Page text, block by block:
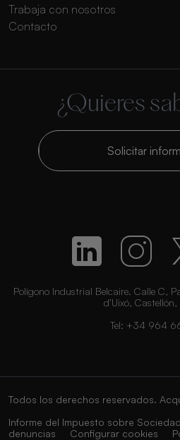
Trabaja con nosotros
Contacto
¿Quieres
Solicitar
Polígono Industrial Belcaire. Calle C,
d’Uixó,
Tel: +34 964
Todos los derechos reservados.
Informe del Impuesto sobre
denuncias
Configurar cookies